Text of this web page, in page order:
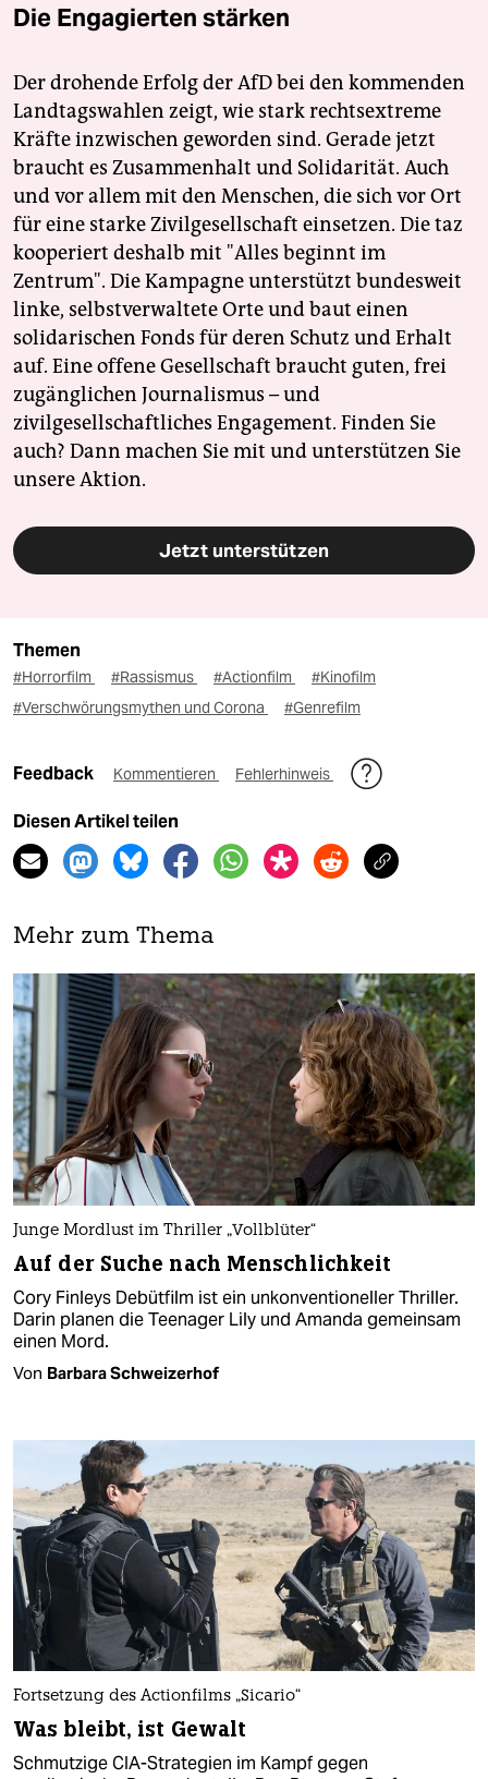
Die Engagierten stärken
Der drohende Erfolg der AfD bei den kommenden
Landtagswahlen zeigt, wie stark rechtsextreme
Kräfte inzwischen geworden sind. Gerade jetzt
braucht es Zusammenhalt und Solidarität. Auch
und vor allem mit den Menschen, die sich vor Ort
für eine starke Zivilgesellschaft einsetzen. Die taz
kooperiert deshalb mit "Alles beginnt im
Zentrum". Die Kampagne unterstützt bundesweit
linke, selbstverwaltete Orte und baut einen
solidarischen Fonds für deren Schutz und Erhalt
auf. Eine offene Gesellschaft braucht guten, frei
zugänglichen Journalismus – und
zivilgesellschaftliches Engagement. Finden Sie
auch? Dann machen Sie mit und unterstützen Sie
unsere Aktion.
Jetzt unterstützen
Themen
#Horrorfilm #Rassismus #Actionfilm
#Kinofilm
#Verschwörungsmythen und Corona
#Genrefilm
Feedback Kommentieren Fehlerhinweis
Diesen Artikel teilen
Mehr zum Thema
Junge Mordlust im Thriller „Vollblüter“
Auf der Suche nach Menschlichkeit
Cory Finleys Debütfilm ist ein unkonventioneller Thriller.
Darin planen die Teenager Lily und Amanda gemeinsam
einen Mord.
Von Barbara Schweizerhof
Fortsetzung des Actionfilms „Sicario“
Was bleibt, ist Gewalt
Schmutzige CIA-Strategien im Kampf gegen